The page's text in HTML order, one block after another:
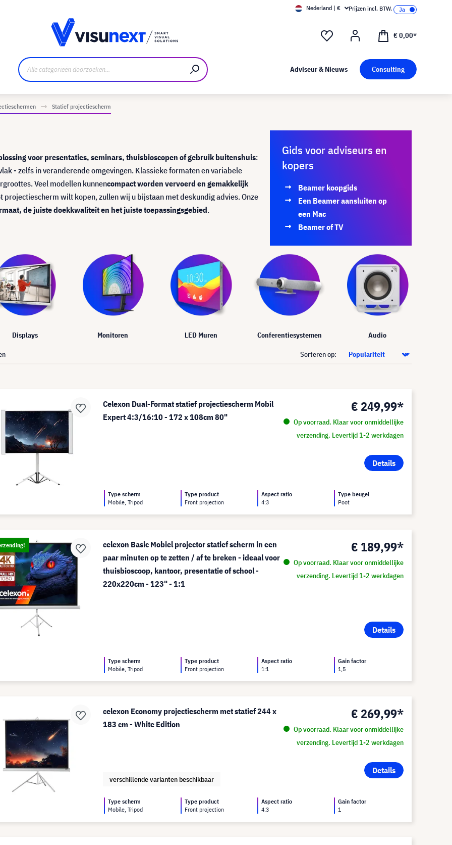
Nederland | € Prijzen incl. BTW.
€ 0,00*
Adviseur & Nieuws Consulting
Statief projectiescherm
voor presentaties, seminars, thuisbioscopen of gebruik buitenshuis:
- zelfs in veranderende omgevingen. Klassieke formaten en variabele
Veel modellen kunnencompact worden vervoerd en gemakkelijk
projectiescherm wilt kopen, zullen wij u bijstaan met deskundig advies. Onze
de juiste doekkwaliteit en het juiste toepassingsgebied.
Gids voor adviseurs en
kopers
Beamer koopgids
Een Beamer aansluiten op
een Mac
Beamer of TV
Displays Monitoren LED Muren Conferentiesystemen Audio
Sorteren op:
Celexon Dual-Format statief projectiescherm Mobil
Expert 4:3/16:10 - 172 x 108cm 80"
€ 249,99*
Op voorraad. Klaar voor onmiddellijke
verzending. Levertijd 1-2 werkdagen
Details
Type scherm
Mobile, Tripod
Type product
Front projection
Aspect ratio
4:3
Type beugel
Poot
celexon Basic Mobiel projector statief scherm in een
paar minuten op te zetten / af te breken - ideaal voor
thuisbioscoop, kantoor, presentatie of school -
220x220cm - 123" - 1:1
€ 189,99*
Op voorraad. Klaar voor onmiddellijke
verzending. Levertijd 1-2 werkdagen
Details
Type scherm
Mobile, Tripod
Type product
Front projection
Aspect ratio
1:1
Gain factor
1,5
celexon Economy projectiescherm met statief 244 x
183 cm - White Edition
€ 269,99*
Op voorraad. Klaar voor onmiddellijke
verzending. Levertijd 1-2 werkdagen
Details
verschillende varianten beschikbaar
Type scherm
Mobile, Tripod
Type product
Front projection
Aspect ratio
4:3
Gain factor
1